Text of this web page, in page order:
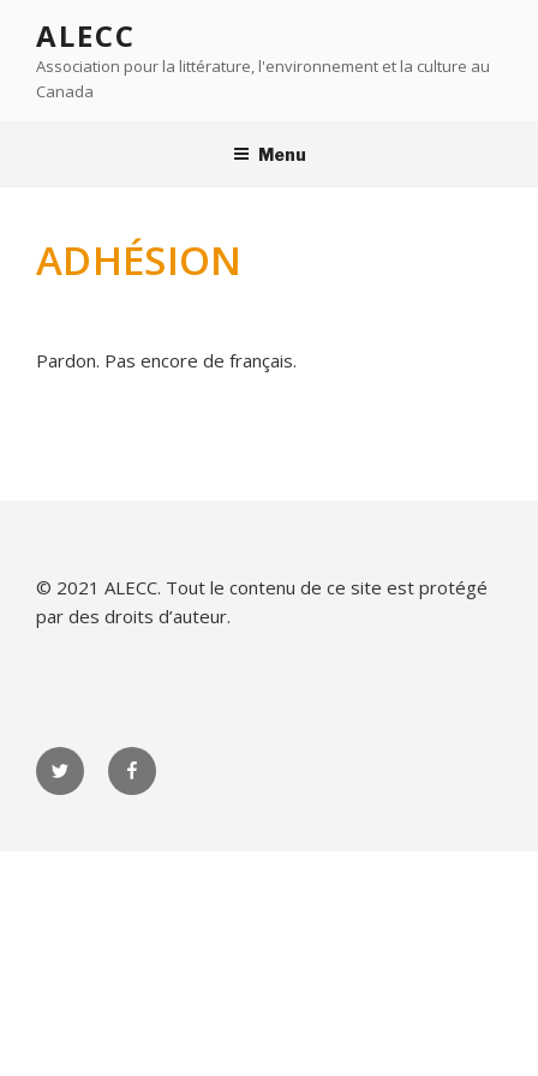
contenu
principal
ALECC
Association pour la littérature, l'environnement et la culture au
Canada
Menu
ADHÉSION
Pardon. Pas encore de français.
© 2021 ALECC. Tout le contenu de ce site est protégé
par des droits d’auteur.
Twitter Facebook